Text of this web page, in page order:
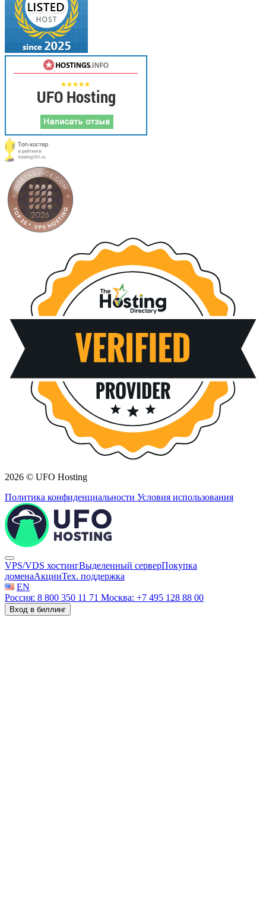
2026 © UFO Hosting
Политика конфиденциальности Условия использования
VPS/VDS хостингВыделенный серверПокупка
доменаАкцииТех. поддержка
EN
Россия: 8 800 350 11 71 Москва: +7 495 128 88 00
Вход в биллинг